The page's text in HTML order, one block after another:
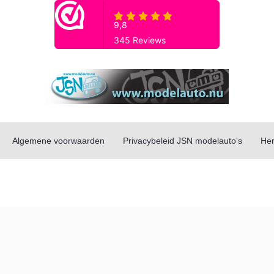
Algemene voorwaarden Privacybeleid JSN modelauto's